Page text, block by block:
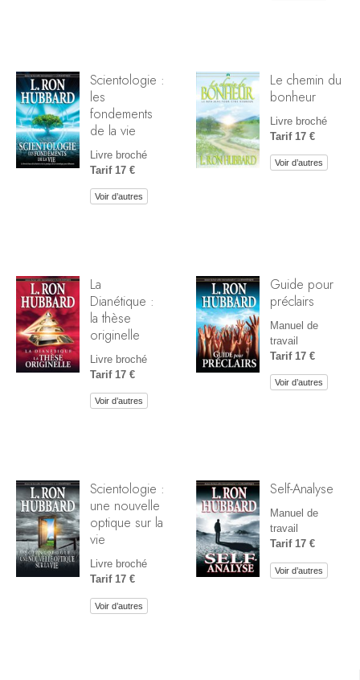
Scientologie :
les
fondements
de la vie
Livre broché
Tarif 17 €
Voir d’autres
Le chemin du
bonheur
Livre broché
Tarif 17 €
Voir d’autres
La
Dianétique :
la thèse
originelle
Livre broché
Tarif 17 €
Voir d’autres
Guide pour
préclairs
Manuel de
travail
Tarif 17 €
Voir d’autres
Scientologie :
une nouvelle
optique sur la
vie
Livre broché
Tarif 17 €
Voir d’autres
Self-Analyse
Manuel de
travail
Tarif 17 €
Voir d’autres